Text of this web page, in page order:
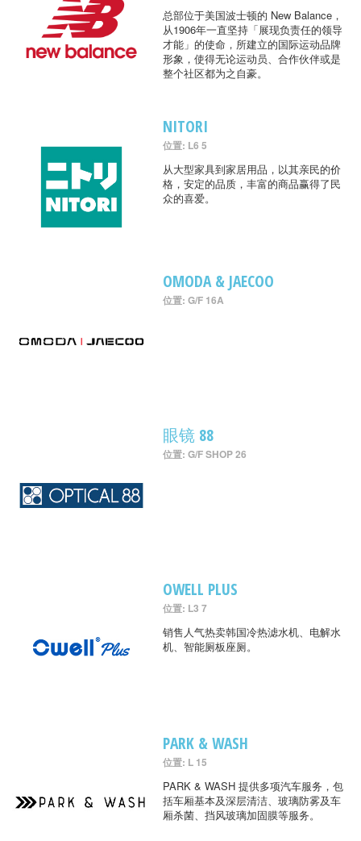
总部位于美国波士顿的 New Balance，
从1906年一直坚持「展现负责任的领导
才能」的使命，所建立的国际运动品牌
形象，使得无论运动员、合作伙伴或是
整个社区都为之自豪。
NITORI
位置: L6 5
从大型家具到家居用品，以其亲民的价
格，安定的品质，丰富的商品赢得了民
众的喜爱。
OMODA & JAECOO
位置: G/F 16A
眼镜 88
位置: G/F SHOP 26
OWELL PLUS
位置: L3 7
销售人气热卖韩国冷热滤水机、电解水
机、智能厕板座厕。
PARK & WASH
位置: L 15
PARK & WASH 提供多项汽车服务，包
括车厢基本及深层清洁、玻璃防雾及车
厢杀菌、挡风玻璃加固膜等服务。